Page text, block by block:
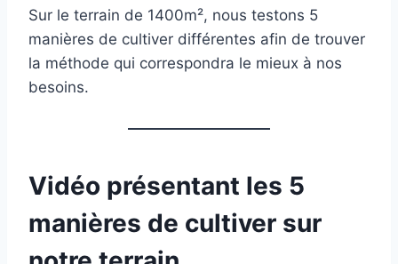
Sur le terrain de 1400m², nous testons 5
manières de cultiver différentes afin de trouver
la méthode qui correspondra le mieux à nos
besoins.
Vidéo présentant les 5
manières de cultiver sur